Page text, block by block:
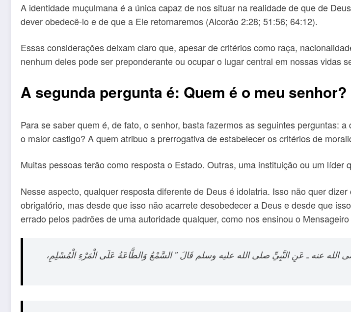
A identidade muçulmana é a única capaz de nos situar na realidade de que de
dever obedecê-lo e de que a Ele retornaremos (Alcorão 2:28; 51:56; 64:12).
Essas considerações deixam claro que, apesar de critérios como raça,
nenhum deles pode ser preponderante ou ocupar o lugar central em nossas vidas
A segunda pergunta é: Quem é o meu senhor?
Para se saber quem é, de fato, o senhor, basta fazermos as seguintes perguntas:
o maior castigo? A quem atribuo a prerrogativa de estabelecer os critérios de
Muitas pessoas terão como resposta o Estado. Outras, uma instituição ou um
Nesse aspecto, qualquer resposta diferente de Deus é idolatria. Isso não quer
obrigatório, mas desde que isso não acarrete desobedecer a Deus e desde que
errado pelos padrões de uma autoridade qualquer, como nos ensinou o
الله عنه ـ عَنِ النَّبِيِّ صلى الله عليه وسلم قَالَ ‏”‏ السَّمْعُ وَالطَّاعَةُ عَلَى الْمَرْءِ الْمُسْلِمِ،